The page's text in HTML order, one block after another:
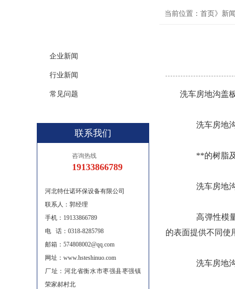
企业新闻
行业新闻
常见问题
联系我们
咨询热线
19133866789
河北特仕诺环保设备有限公司
联系人：郭经理
手机：19133866789
电 话：0318-8285798
邮箱：574808002@qq.com
网址：www.hsteshinuo.com
厂址：河北省衡水市枣强县枣强镇
荣家郝村北
当前位置：首页》新
洗车房地沟盖
洗车房地沟
**的树脂及阻
洗车房地沟
高弹性模量
的表面提供不同使
洗车房地沟